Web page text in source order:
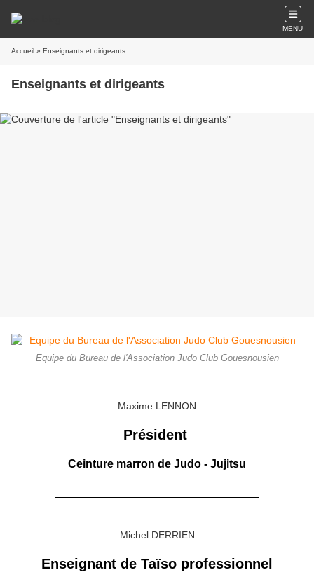
MENU
Accueil » Enseignants et dirigeants
Enseignants et dirigeants
Equipe du Bureau de l'Association Judo Club Gouesnousien
Maxime LENNON
Président
Ceinture marron de Judo - Jujitsu
Michel DERRIEN
Enseignant de Taïso professionnel